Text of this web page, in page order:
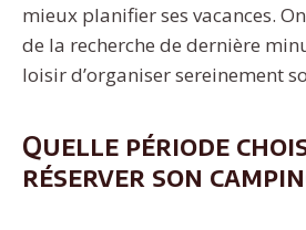
mieux planifier ses vacances.
de la recherche de dernière
loisir d’organiser sereinement
Quelle période
réserver son